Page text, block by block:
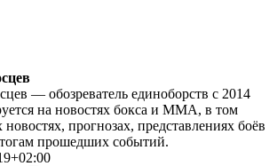
— обозреватель единоборств с 2014
на новостях бокса и ММА, в том
прогнозах, представлениях боёв
прошедших событий.